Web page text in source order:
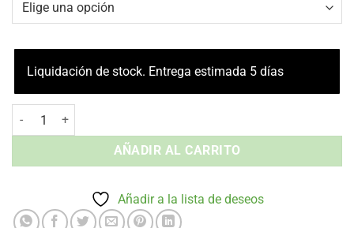
Liquidación de stock. Entrega estimada 5 días
Silla sin Brazos Reine - Tapizada Interior cantidad
AÑADIR AL CARRITO
Añadir a la lista de deseos